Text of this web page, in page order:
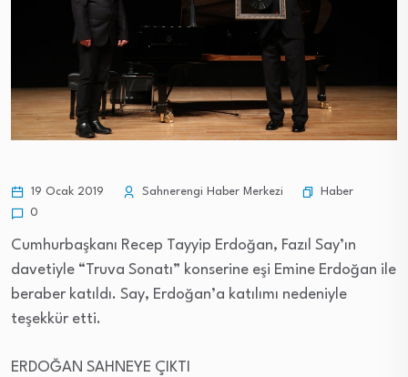
19 Ocak 2019 Sahnerengi Haber Merkezi
Haber
0
Cumhurbaşkanı Recep Tayyip Erdoğan, Fazıl Say’ın
davetiyle “Truva Sonatı” konserine eşi Emine Erdoğan ile
beraber katıldı. Say, Erdoğan’a katılımı nedeniyle
teşekkür etti.
ERDOĞAN SAHNEYE ÇIKTI